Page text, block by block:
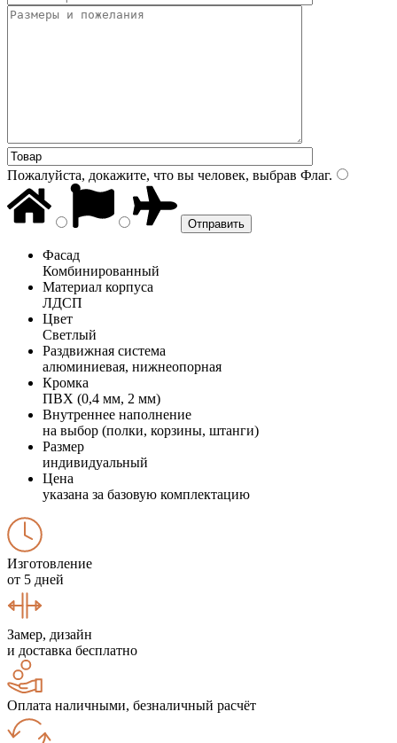
Пожалуйста, докажите, что вы человек, выбрав Флаг.
Фасад
Комбинированный
Материал корпуса
ЛДСП
Цвет
Светлый
Раздвижная система
алюминиевая, нижнеопорная
Кромка
ПВХ (0,4 мм, 2 мм)
Внутреннее наполнение
на выбор (полки, корзины, штанги)
Размер
индивидуальный
Цена
указана за базовую комплектацию
Изготовление
от 5 дней
Замер, дизайн
и доставка бесплатно
Оплата наличными, безналичный расчёт